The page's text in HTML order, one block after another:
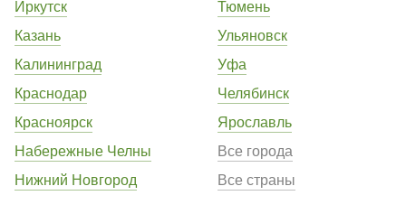
Иркутск
Казань
Калининград
Краснодар
Красноярск
Набережные Челны
Нижний Новгород
Тюмень
Ульяновск
Уфа
Челябинск
Ярославль
Все города
Все страны